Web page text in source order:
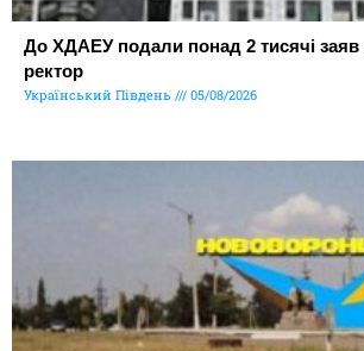
До ХДАЕУ подали понад 2 тисячі заяв
ректор
Український Південь 05/08/2026